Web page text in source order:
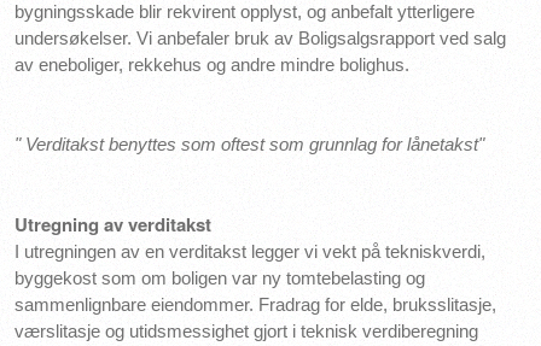
bygningsskade blir rekvirent opplyst, og anbefalt ytterligere
undersøkelser. Vi anbefaler bruk av Boligsalgsrapport ved salg
av eneboliger, rekkehus og andre mindre bolighus.
" Verditakst benyttes som oftest som grunnlag for lånetakst"
Utregning av verditakst
I utregningen av en verditakst legger vi vekt på tekniskverdi,
byggekost som om boligen var ny tomtebelasting og
sammenlignbare eiendommer. Fradrag for elde, bruksslitasje,
værslitasje og utidsmessighet gjort i teknisk verdiberegning